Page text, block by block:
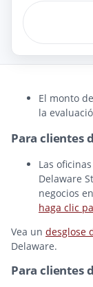
El monto
la
Para clientes
Las
Delaware
negocios
haga clic
Vea un desglose
Delaware.
Para clientes